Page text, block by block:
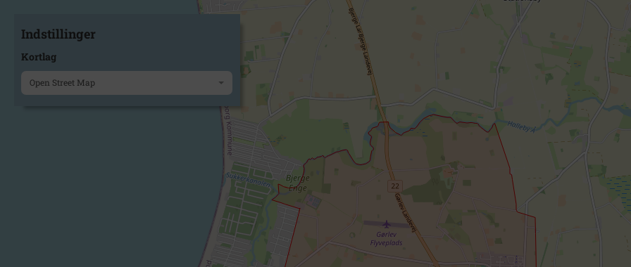
Indstillinger
Kortlag
Open Street Map